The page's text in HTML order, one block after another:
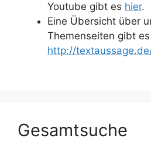
Youtube gibt es hier.
Eine Übersicht über
Themenseiten gibt
http://
Gesamtsuche